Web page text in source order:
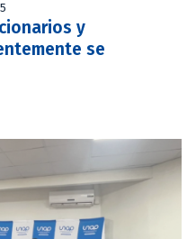
y
se